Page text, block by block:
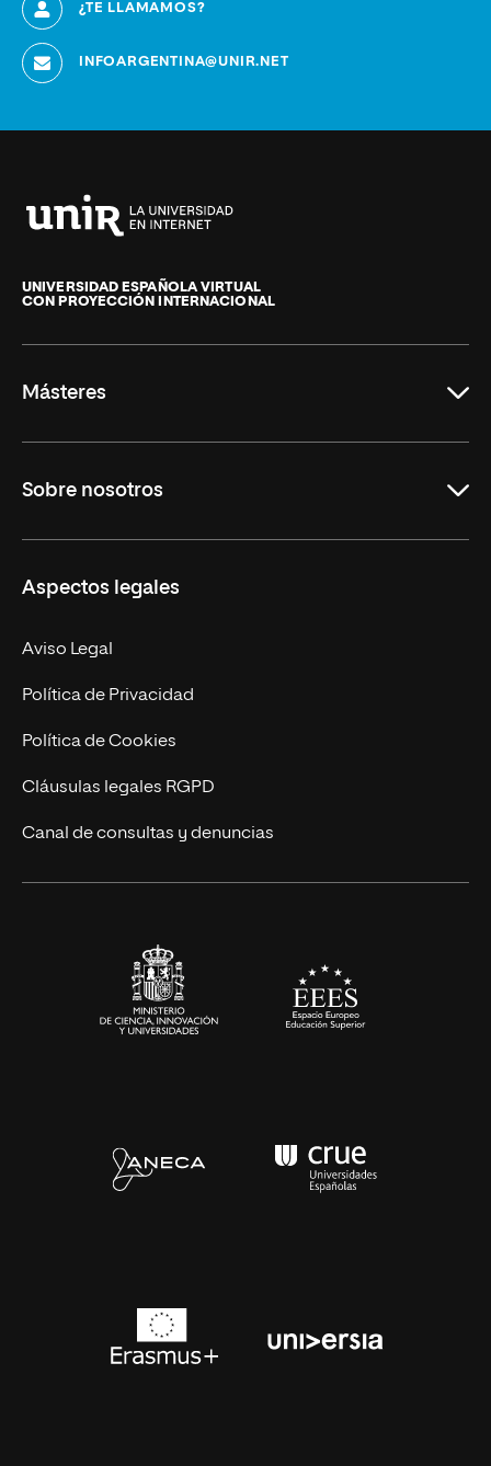
¿TE LLAMAMOS?
INFOARGENTINA@UNIR.NET
de
La
UNIVERSIDAD ESPAÑOLA VIRTUAL
CON PROYECCIÓN INTERNACIONAL
Másteres
Derecho
Empresa
MBA
Marketing y Comunicación
Ingeniería
Diseño
Ciencias de la Salud
Sobre nosotros
Nuestro Equipo
Contacto
Aspectos legales
Aviso Legal
Política de Privacidad
Política de Cookies
Cláusulas legales RGPD
Canal de consultas y denuncias